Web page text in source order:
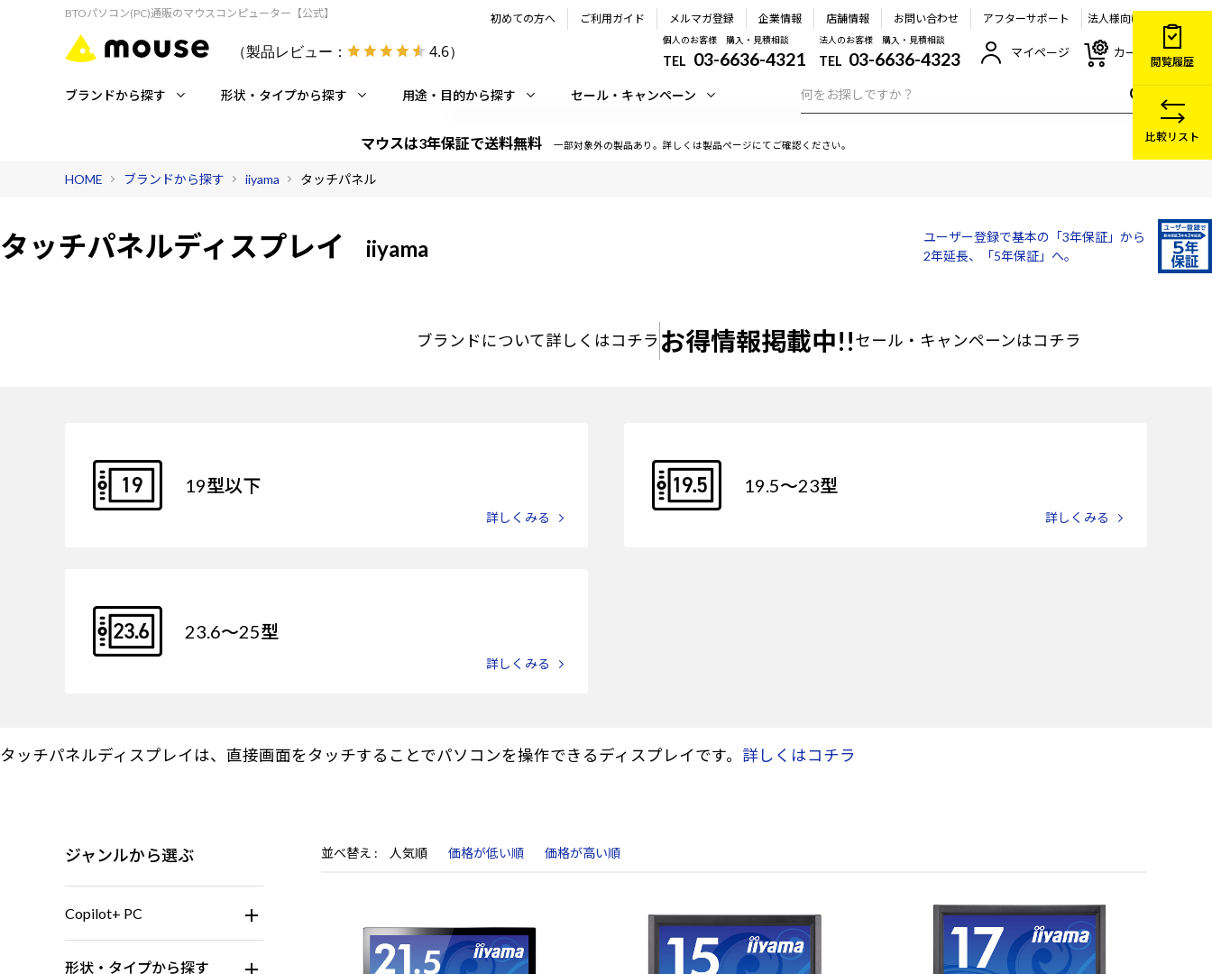
BTOパソコン(PC)通販のマウスコンピューター【公式】
（製品レビュー： 4.6）
初めての方へ ご利用ガイド メルマガ登録 企業情報 店舗情報 お問い合わせ アフターサポート 法人様向け
個人のお客様 購入・見積相談
TEL 03-6636-4321
法人のお客様 購入・見積相談
TEL 03-6636-4323 マイページ カート
ブランドから探す 形状・タイプから探す 用途・目的から探す セール・キャンペーン
マウスは3年保証で送料無料 一部対象外の製品あり。詳しくは製品ページにてご確認ください。
HOME ブランドから探す iiyama タッチパネル
タッチパネルディスプレイ iiyama
ユーザー登録で基本の「3年保証」から
2年延長、「5年保証」へ。
ブランドについて詳しくはコチラ お得情報掲載中!!セール・キャンペーンはコチラ
19型以下
詳しくみる
19.5～23型
詳しくみる
23.6～25型
詳しくみる
タッチパネルディスプレイは、直接画面をタッチすることでパソコンを操作できるディスプレイです。 詳しくはコチラ
ジャンルから選ぶ
Copilot+ PC
形状・タイプから探す
並べ替え 人気順 価格が低い順 価格が高い順
閲覧履歴
比較リスト